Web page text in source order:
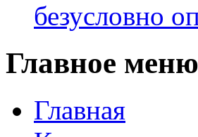
безусловно
Главное меню
Главная